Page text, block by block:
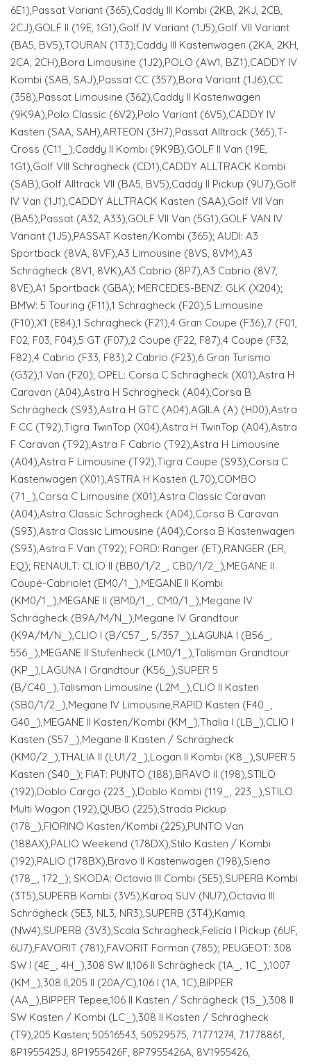
6E1),Passat Variant (365),Caddy III Kombi (2KB, 2KJ, 2CB,
2CJ),GOLF II (19E, 1G1),Golf IV Variant (1J5),Golf VII Variant
(BA5, BV5),TOURAN (1T3),Caddy III Kastenwagen (2KA, 2KH,
2CA, 2CH),Bora Limousine (1J2),POLO (AW1, BZ1),CADDY IV
Kombi (SAB, SAJ),Passat CC (357),Bora Variant (1J6),CC
(358),Passat Limousine (362),Caddy II Kastenwagen
(9K9A),Polo Classic (6V2),Polo Variant (6V5),CADDY IV
Kasten (SAA, SAH),ARTEON (3H7),Passat Alltrack (365),T-
Cross (C11_),Caddy II Kombi (9K9B),GOLF II Van (19E,
1G1),Golf VIII Schrägheck (CD1),CADDY ALLTRACK Kombi
(SAB),Golf Alltrack VII (BA5, BV5),Caddy II Pickup (9U7),Golf
IV Van (1J1),CADDY ALLTRACK Kasten (SAA),Golf VII Van
(BA5),Passat (A32, A33),GOLF VII Van (5G1),GOLF VAN IV
Variant (1J5),PASSAT Kasten/Kombi (365); AUDI: A3
Sportback (8VA, 8VF),A3 Limousine (8VS, 8VM),A3
Schrägheck (8V1, 8VK),A3 Cabrio (8P7),A3 Cabrio (8V7,
8VE),A1 Sportback (GBA); MERCEDES-BENZ: GLK (X204);
BMW: 5 Touring (F11),1 Schrägheck (F20),5 Limousine
(F10),X1 (E84),1 Schrägheck (F21),4 Gran Coupe (F36),7 (F01,
F02, F03, F04),5 GT (F07),2 Coupe (F22, F87),4 Coupe (F32,
F82),4 Cabrio (F33, F83),2 Cabrio (F23),6 Gran Turismo
(G32),1 Van (F20); OPEL: Corsa C Schrägheck (X01),Astra H
Caravan (A04),Astra H Schrägheck (A04),Corsa B
Schrägheck (S93),Astra H GTC (A04),AGILA (A) (H00),Astra
F CC (T92),Tigra TwinTop (X04),Astra H TwinTop (A04),Astra
F Caravan (T92),Astra F Cabrio (T92),Astra H Limousine
(A04),Astra F Limousine (T92),Tigra Coupe (S93),Corsa C
Kastenwagen (X01),ASTRA H Kasten (L70),COMBO
(71_),Corsa C Limousine (X01),Astra Classic Caravan
(A04),Astra Classic Schrägheck (A04),Corsa B Caravan
(S93),Astra Classic Limousine (A04),Corsa B Kastenwagen
(S93),Astra F Van (T92); FORD: Ranger (ET),RANGER (ER,
EQ); RENAULT: CLIO II (BB0/1/2_, CB0/1/2_),MEGANE II
Coupé-Cabriolet (EM0/1_),MEGANE II Kombi
(KM0/1_),MEGANE II (BM0/1_, CM0/1_),Megane IV
Schrägheck (B9A/M/N_),Megane IV Grandtour
(K9A/M/N_),CLIO I (B/C57_, 5/357_),LAGUNA I (B56_,
556_),MEGANE II Stufenheck (LM0/1_),Talisman Grandtour
(KP_),LAGUNA I Grandtour (K56_),SUPER 5
(B/C40_),Talisman Limousine (L2M_),CLIO II Kasten
(SB0/1/2_),Megane IV Limousine,RAPID Kasten (F40_,
G40_),MEGANE II Kasten/Kombi (KM_),Thalia I (LB_),CLIO I
Kasten (S57_),Megane II Kasten / Schrägheck
(KM0/2_),THALIA II (LU1/2_),Logan II Kombi (K8_),SUPER 5
Kasten (S40_); FIAT: PUNTO (188),BRAVO II (198),STILO
(192),Doblo Cargo (223_),Doblo Kombi (119_, 223_),STILO
Multi Wagon (192),QUBO (225),Strada Pickup
(178_),FIORINO Kasten/Kombi (225),PUNTO Van
(188AX),PALIO Weekend (178DX),Stilo Kasten / Kombi
(192),PALIO (178BX),Bravo II Kastenwagen (198),Siena
(178_, 172_); SKODA: Octavia III Combi (5E5),SUPERB Kombi
(3T5),SUPERB Kombi (3V5),Karoq SUV (NU7),Octavia III
Schrägheck (5E3, NL3, NR3),SUPERB (3T4),Kamiq
(NW4),SUPERB (3V3),Scala Schrägheck,Felicia I Pickup (6UF,
6U7),FAVORIT (781),FAVORIT Forman (785); PEUGEOT: 308
SW I (4E_, 4H_),308 SW II,106 II Schrägheck (1A_, 1C_),1007
(KM_),308 II,205 II (20A/C),106 I (1A, 1C),BIPPER
(AA_),BIPPER Tepee,106 II Kasten / Schrägheck (1S_),308 II
SW Kasten / Kombi (LC_),308 II Kasten / Schrägheck
(T9),205 Kasten; 50516543, 50529575, 71771274, 71778861,
8P1955425J, 8P1955426F, 8P7955426A, 8V1955426,